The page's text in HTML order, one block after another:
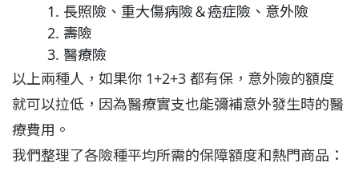
長照險、重大傷病險＆癌症險、意外險
壽險
醫療險
以上兩種人，如果你 1+2+3 都有保，意外險的額度
就可以拉低，因為醫療實支也能彌補意外發生時的醫
療費用。
我們整理了各險種平均所需的保障額度和熱門商品：